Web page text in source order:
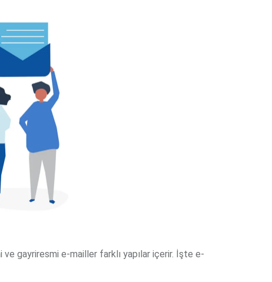
gayriresmi e-mailler farklı yapılar içerir. İşte e-